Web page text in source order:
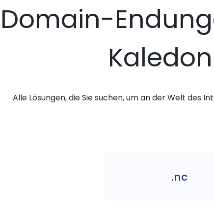
Domain-
Alle Lösungen, die Sie suchen, um an der Welt des
.nc